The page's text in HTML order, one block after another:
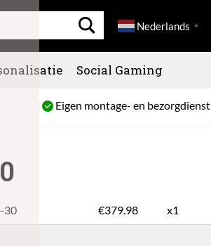
Nederlands ▼
Social Gaming
Eigen montage- en bezorgdienst
30 €379.98 x1